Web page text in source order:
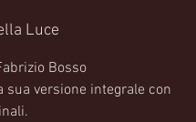
Luce
Bosso
versione integrale con